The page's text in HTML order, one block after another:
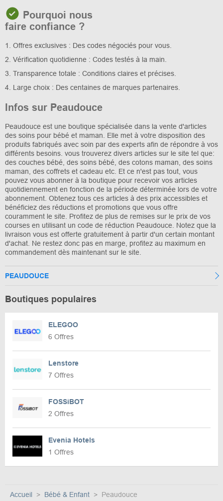
Pourquoi nous
faire confiance ?
1. Offres exclusives : Des codes négociés pour vous.
2. Vérification quotidienne : Codes testés à la main.
3. Transparence totale : Conditions claires et précises.
4. Large choix : Des centaines de marques partenaires.
Infos sur Peaudouce
Peaudouce est une boutique spécialisée dans la vente d'articles
des soins pour bébé et maman. Elle met à votre disposition des
produits fabriqués avec soin par des experts afin de répondre à vos
différents besoins. vous trouverez divers articles sur le site tel que:
des couches bébé, des soins bébé, des cotons maman, des soins
maman, des coffrets et cadeau etc. Et ce n'est pas tout, vous
pouvez vous abonner à la boutique pour recevoir vos articles
quotidiennement en fonction de la période déterminée lors de votre
abonnement. Obtenez tous ces articles à des prix accessibles et
bénéficiez des réductions et promotions que vous offre
couramment le site. Profitez de plus de remises sur le prix de vos
courses en utilisant un code de réduction Peaudouce. Notez que la
livraison vous est offerte gratuitement à partir d'un certain montant
d'achat. Ne restez donc pas en marge, profitez au maximum en
commandement dès maintenant sur le site.
PEAUDOUCE
Boutiques populaires
ELEGOO
6 Offres
Lenstore
7 Offres
FOSSiBOT
2 Offres
Evenia Hotels
1 Offres
Accueil Bébé & Enfant Peaudouce